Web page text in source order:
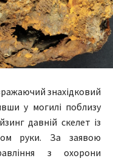
знахідковий
у могилі поблизу
давній скелет із
руки. За заявою
з охорони